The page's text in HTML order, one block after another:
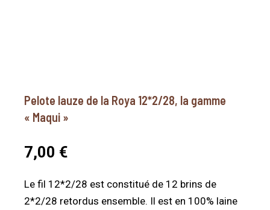
Pelote lauze de la Roya 12*2/28, la gamme
« Maqui »
7,00 €
Le fil 12*2/28 est constitué de 12 brins de
2*2/28 retordus ensemble. Il est en 100% laine